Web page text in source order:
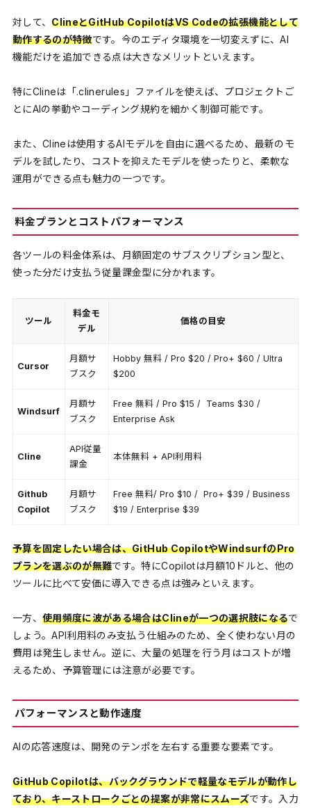
対して、 ClineとGitHub CopilotはVS Codeの拡張機能として
動作するのが特徴です。今のエディタ環境を一切変えずに、AI
機能だけを追加できる点は大きなメリットといえます。
特にClineは「.clinerules」ファイルを使えば、プロジェクトご
とにAIの挙動やコーディング規約を細かく制御可能です。
また、Clineは使用するAIモデルを自由に選べるため、最新のモ
デルを試したり、コストを抑えたモデルを使ったりと、柔軟な
運用ができる点も魅力の一つです。
料金プランとコストパフォーマンス
各ツールの料金体系は、月額固定のサブスクリプション型と、
使った分だけ支払う従量課金型に分かれます。
ツール
料金モ
デル
価格の目安
Cursor
月額サ
ブスク
Hobby 無料 / Pro $20 / Pro+ $60 / Ultra
$200
Windsurf
月額サ
ブスク
Free 無料 / Pro $15 / Teams $30 /
Enterprise Ask
Cline
API従量
課金
本体無料 + API利用料
Github
Copilot
月額サ
ブスク
Free 無料/ Pro $10 / Pro+ $39 / Business
$19 / Enterprise $39
予算を固定したい場合は、GitHub CopilotやWindsurfのPro
プランを選ぶのが無難です。特にCopilotは月額10ドルと、他の
ツールに比べて安価に導入できる点は強みといえます。
一方、 使用頻度に波がある場合はClineが一つの選択肢になるで
しょう。API利用料のみ支払う仕組みのため、全く使わない月の
費用は発生しません。逆に、大量の処理を行う月はコストが増
えるため、予算管理には注意が必要です。
パフォーマンスと動作速度
AIの応答速度は、開発のテンポを左右する重要な要素です。
GitHub Copilotは、バックグラウンドで軽量なモデルが動作し
ており、キーストロークごとの提案が非常にスムーズです。入力